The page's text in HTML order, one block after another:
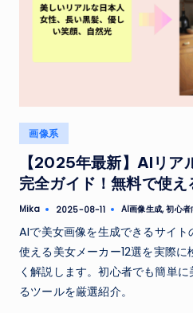
Posted
in
画像系
【2025年最新】AIリア
完全ガイド！無料で使
Posted
Mika 2025-08-11
Tags: AI画像生成,初心者
AIで美女画像を生成できるサイ
使える美女メーカー12選を実際
く解説します。初心者でも簡単
るツールを厳選紹介。